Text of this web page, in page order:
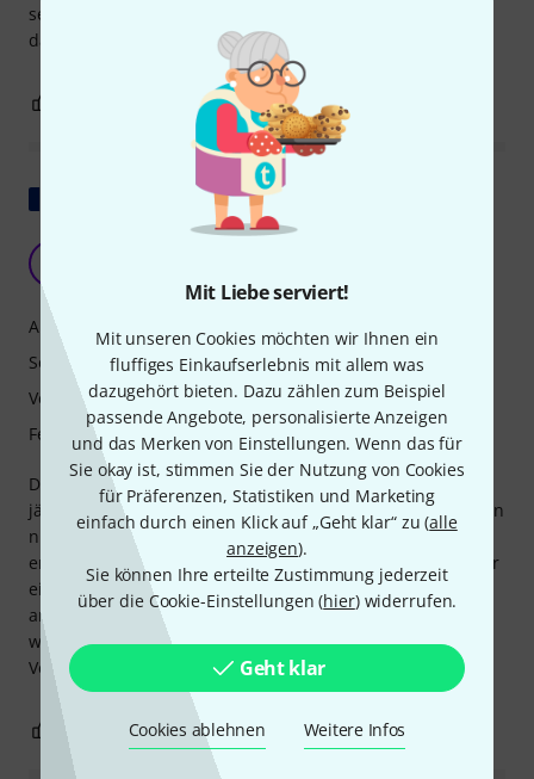
Mit Liebe serviert!
Mit unseren Cookies möchten wir Ihnen ein
fluffiges Einkaufserlebnis mit allem was
dazugehört bieten. Dazu zählen zum Beispiel
passende Angebote, personalisierte Anzeigen
und das Merken von Einstellungen. Wenn das für
Sie okay ist, stimmen Sie der Nutzung von Cookies
für Präferenzen, Statistiken und Marketing
einfach durch einen Klick auf „Geht klar“ zu (alle
anzeigen).
Sie können Ihre erteilte Zustimmung jederzeit
über die Cookie-Einstellungen (hier) widerrufen.
Geht klar
Cookies ablehnen Weitere Infos
setzen. Und nicht zuletzt ist das Angebot von THOMANN
das BESTE, das es gibt!!
BEWERTUNG MELDEN
Original zeigen
Dieses Kornett wurde uns vom Trompetenlehrer meines 5-
jährigen Sohnes empfohlen. Für kurze Übungseinheiten von
nur wenigen Minuten täglich kann er es tragen, ohne zu
ermüden. Das war die Sorge des Lehrers. Wir hatten vorher
ein Kornett aus Plastik, und dieses hier ist etwas ganz
anderes! Was für eine Freude, das Haus mit diesem
wunderschönen Klang zu erfüllen! Einfach magisch. Die
Verpackung war einwandfrei. Vielen Dank!
Ansprache
Sound
Verarbeitung
Features
0 BEWERTUNG MELDEN